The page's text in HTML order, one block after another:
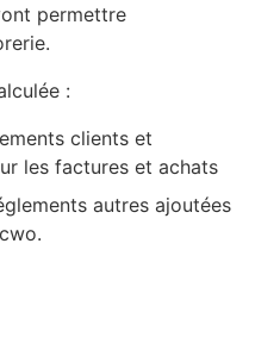
permettre
:
clients et
les factures et achats
autres ajoutées